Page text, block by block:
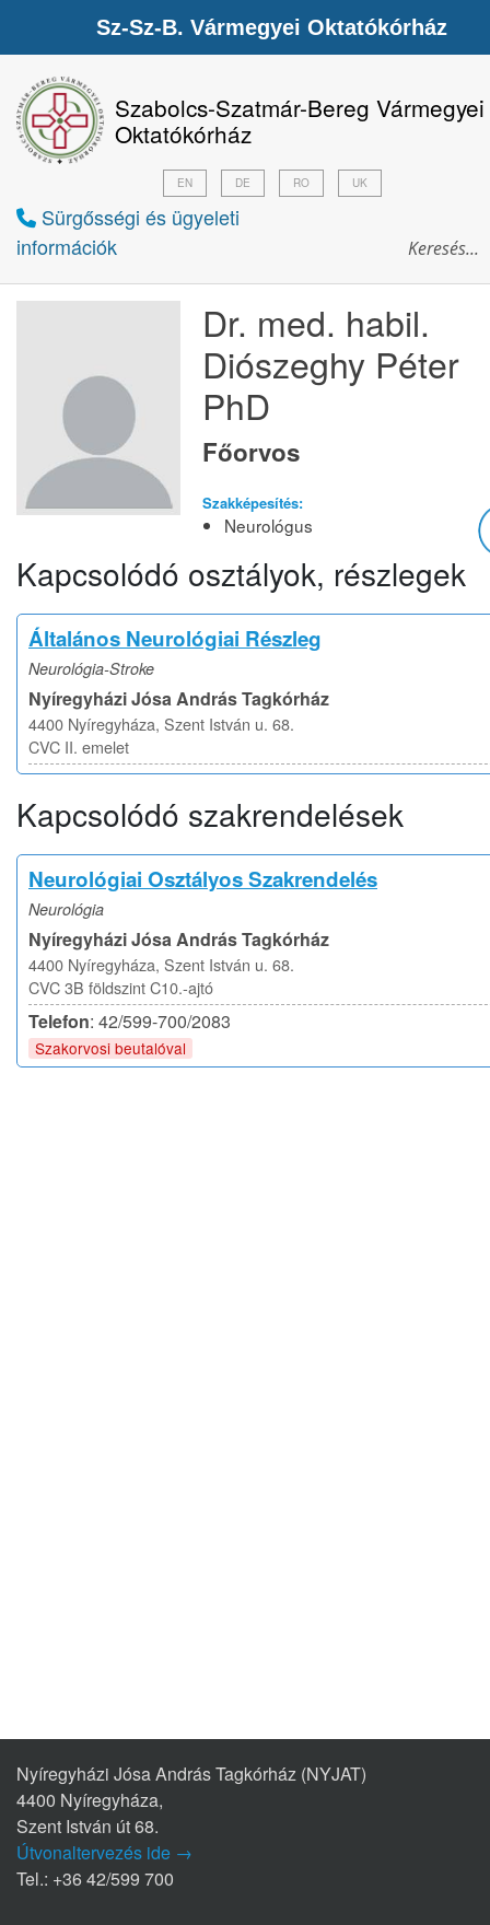
Szabolcs-Szatmár-Bereg Vármegyei
Oktatókórház
Sürgősségi és ügyeleti
információk
EN DE RO UK
Dr. med. habil.
Diószeghy Péter
PhD
Főorvos
Szakképesítés:
Neurológus
Kapcsolódó osztályok, részlegek
Általános Neurológiai Részleg
Neurológia-Stroke
Nyíregyházi Jósa András Tagkórház
4400 Nyíregyháza, Szent István u. 68.
CVC II. emelet
Kapcsolódó szakrendelések
Neurológiai Osztályos Szakrendelés
Neurológia
Nyíregyházi Jósa András Tagkórház
4400 Nyíregyháza, Szent István u. 68.
CVC 3B földszint C10.-ajtó
Telefon: 42/599-700/2083
Szakorvosi beutalóval
Nyíregyházi Jósa András Tagkórház (NYJAT)
4400 Nyíregyháza,
Szent István út 68.
Útvonaltervezés ide →
Tel.: +36 42/599 700
Sz-Sz-B. Vármegyei Oktatókórház